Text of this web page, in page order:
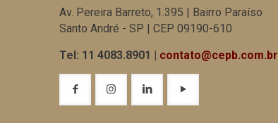
Av. Pereira Barreto, 1.395 | Bairro Paraíso
Santo André - SP | CEP 09190-610
Tel: 11 4083.8901 | contato@cepb.com.br